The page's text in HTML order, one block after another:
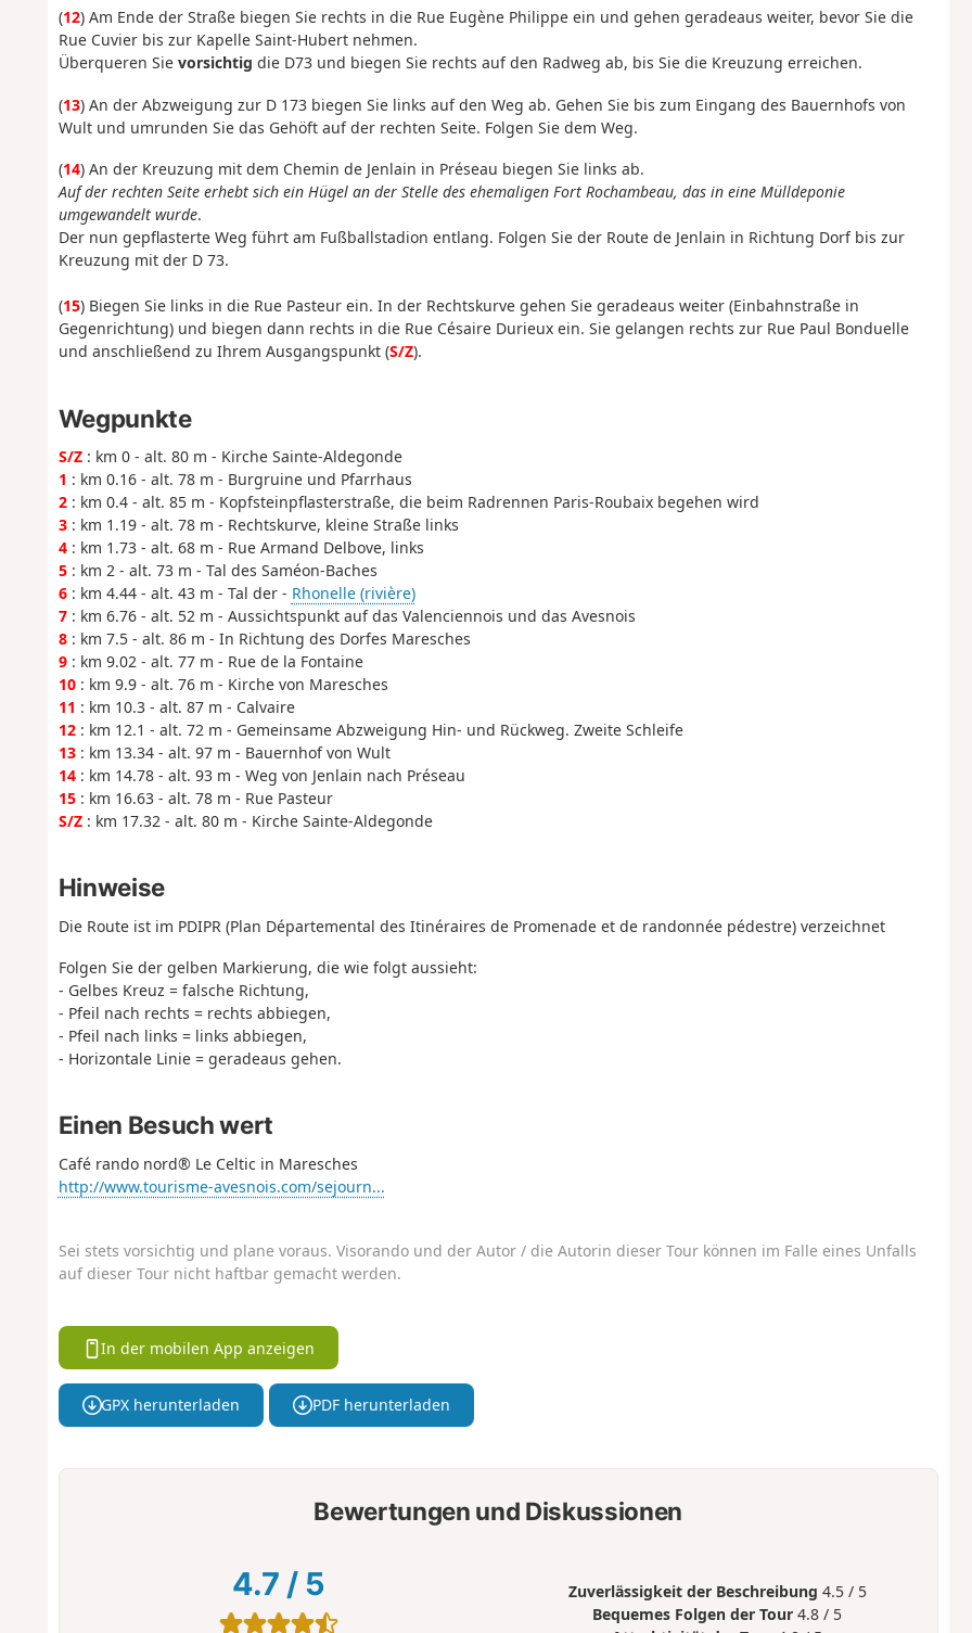
(12) Am Ende der Straße biegen Sie rechts in die Rue Eugène Philippe ein und gehen geradeaus weiter, bevor Sie die
Rue Cuvier bis zur Kapelle Saint-Hubert nehmen.
Überqueren Sie vorsichtig die D73 und biegen Sie rechts auf den Radweg ab, bis Sie die Kreuzung erreichen.
(13) An der Abzweigung zur D 173 biegen Sie links auf den Weg ab. Gehen Sie bis zum Eingang des Bauernhofs von
Wult und umrunden Sie das Gehöft auf der rechten Seite. Folgen Sie dem Weg.
(14) An der Kreuzung mit dem Chemin de Jenlain in Préseau biegen Sie links ab.
Auf der rechten Seite erhebt sich ein Hügel an der Stelle des ehemaligen Fort Rochambeau, das in eine Mülldeponie
umgewandelt wurde.
Der nun gepflasterte Weg führt am Fußballstadion entlang. Folgen Sie der Route de Jenlain in Richtung Dorf bis zur
Kreuzung mit der D 73.
(15) Biegen Sie links in die Rue Pasteur ein. In der Rechtskurve gehen Sie geradeaus weiter (Einbahnstraße in
Gegenrichtung) und biegen dann rechts in die Rue Césaire Durieux ein. Sie gelangen rechts zur Rue Paul Bonduelle
und anschließend zu Ihrem Ausgangspunkt (S/Z).
Wegpunkte
S/Z: km 0 - alt. 80 m - Kirche Sainte-Aldegonde
1 : km 0.16 - alt. 78 m - Burgruine und Pfarrhaus
2: km 0.4 - alt. 85 m - Kopfsteinpflasterstraße, die beim Radrennen Paris-Roubaix begehen wird
3: km 1.19 - alt. 78 m - Rechtskurve, kleine Straße links
4: km 1.73 - alt. 68 m - Rue Armand Delbove, links
5: km 2 - alt. 73 m - Tal des Saméon-Baches
6: km 4.44 - alt. 43 m - Tal der - Rhonelle (rivière)
7: km 6.76 - alt. 52 m - Aussichtspunkt auf das Valenciennois und das Avesnois
8: km 7.5 - alt. 86 m - In Richtung des Dorfes Maresches
9: km 9.02 - alt. 77 m - Rue de la Fontaine
10: km 9.9 - alt. 76 m - Kirche von Maresches
11 : km 10.3 - alt. 87 m - Calvaire
12: km 12.1 - alt. 72 m - Gemeinsame Abzweigung Hin- und Rückweg. Zweite Schleife
13: km 13.34 - alt. 97 m - Bauernhof von Wult
14: km 14.78 - alt. 93 m - Weg von Jenlain nach Préseau
15: km 16.63 - alt. 78 m - Rue Pasteur
S/Z: km 17.32 - alt. 80 m - Kirche Sainte-Aldegonde
Hinweise
Die Route ist im PDIPR (Plan Départemental des Itinéraires de Promenade et de randonnée pédestre) verzeichnet
Folgen Sie der gelben Markierung, die wie folgt aussieht:
- Gelbes Kreuz = falsche Richtung,
- Pfeil nach rechts = rechts abbiegen,
- Pfeil nach links = links abbiegen,
- Horizontale Linie = geradeaus gehen.
Einen Besuch wert
Café rando nord® Le Celtic in Maresches
http://www.tourisme-avesnois.com/sejourn...
Sei stets vorsichtig und plane voraus. Visorando und der Autor / die Autorin dieser Tour können im Falle eines Unfalls
auf dieser Tour nicht haftbar gemacht werden.
In der mobilen App anzeigen
GPX herunterladen PDF herunterladen
Bewertungen und Diskussionen
4.7 / 5 Zuverlässigkeit der Beschreibung 4.5 / 5
Bequemes Folgen der Tour 4.8 / 5